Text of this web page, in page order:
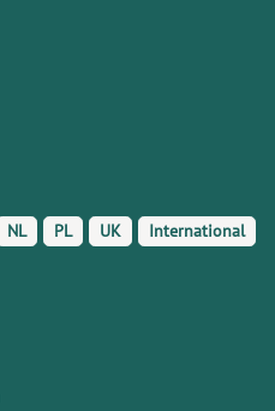
NL PL UK International